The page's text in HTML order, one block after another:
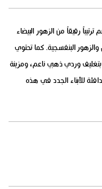
رقيقاً من الزهور البيضاء
والزهور البنفسجية. كما تحتوي
بتغليف وردي ذهبي ناعم، ومزينة
للأبناء الجدد في هذه